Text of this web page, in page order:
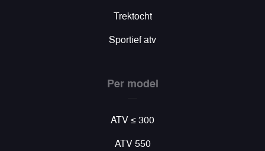
Trektocht
Sportief atv
Per model
ATV ≤ 300
ATV 550